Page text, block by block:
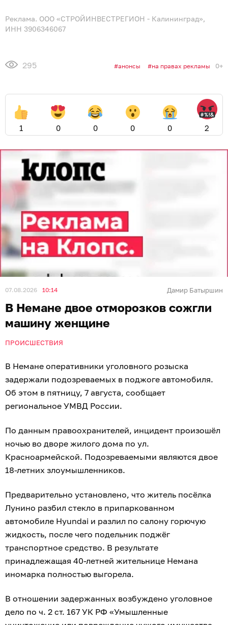
Реклама. ООО «СТРОЙИНВЕСТРЕГИОН - Калининград»,
ИНН 3906346067
295 анонсы на правах рекламы 0+
1 0 0 0 0 2
07.08.2026 10:14 Дамир Батыршин
В Немане двое отморозков сожгли
машину женщине
ПРОИСШЕСТВИЯ
В Немане оперативники уголовного розыска
задержали подозреваемых в поджоге автомобиля.
Об этом в пятницу, 7 августа, сообщает
региональное УМВД России.
По данным правоохранителей, инцидент произошёл
ночью во дворе жилого дома по ул.
Красноармейской. Подозреваемыми являются двое
18-летних злоумышленников.
Предварительно установлено, что житель посёлка
Лунино разбил стекло в припаркованном
автомобиле Hyundai и разлил по салону горючую
жидкость, после чего подельник поджёг
транспортное средство. В результате
принадлежащая 40-летней жительнице Немана
иномарка полностью выгорела.
В отношении задержанных возбуждено уголовное
дело по ч. 2 ст. 167 УК РФ «Умышленные